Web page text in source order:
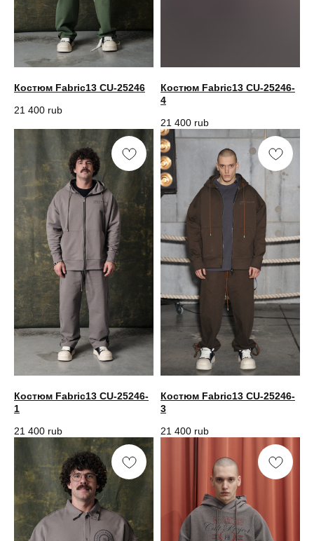
Костюм Fabric13 CU-25246
21 400 rub
Костюм Fabric13 CU-25246-
4
21 400 rub
Костюм Fabric13 CU-25246-
1
21 400 rub
Костюм Fabric13 CU-25246-
3
21 400 rub